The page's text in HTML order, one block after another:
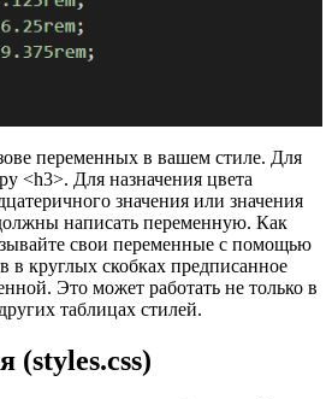
переменных в вашем стиле. Для
<h3>. Для назначения цвета
значения или значения
написать переменную. Как
свои переменные с помощью
в круглых скобках предписанное
Это может работать не только в
таблицах стилей.
(styles.css)